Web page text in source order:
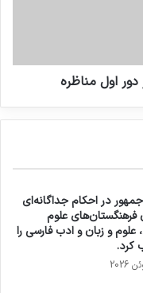
اول مناظره
در احکام جداگانه‌ای
فرهنگستان‌های علوم
علوم و زبان و ادب فارسی را
کرد.